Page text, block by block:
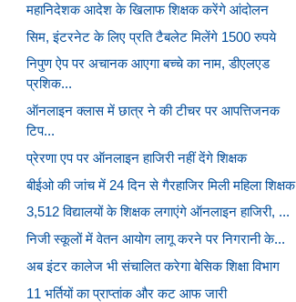
महानिदेशक आदेश के खिलाफ शिक्षक करेंगे आंदोलन
सिम, इंटरनेट के लिए प्रति टैबलेट मिलेंगे 1500 रुपये
निपुण ऐप पर अचानक आएगा बच्चे का नाम, डीएलएड
प्रशिक...
ऑनलाइन क्लास में छात्र ने की टीचर पर आपत्तिजनक
टिप...
प्रेरणा एप पर ऑनलाइन हाजिरी नहीं देंगे शिक्षक
बीईओ की जांच में 24 दिन से गैरहाजिर मिली महिला शिक्षक
3,512 विद्यालयों के शिक्षक लगाएंगे ऑनलाइन हाजिरी, ...
निजी स्कूलों में वेतन आयोग लागू करने पर निगरानी के...
अब इंटर कालेज भी संचालित करेगा बेसिक शिक्षा विभाग
11 भर्तियों का प्राप्तांक और कट आफ जारी